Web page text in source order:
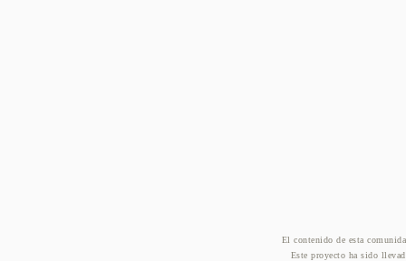
El contenido de esta
Este proyecto ha sido